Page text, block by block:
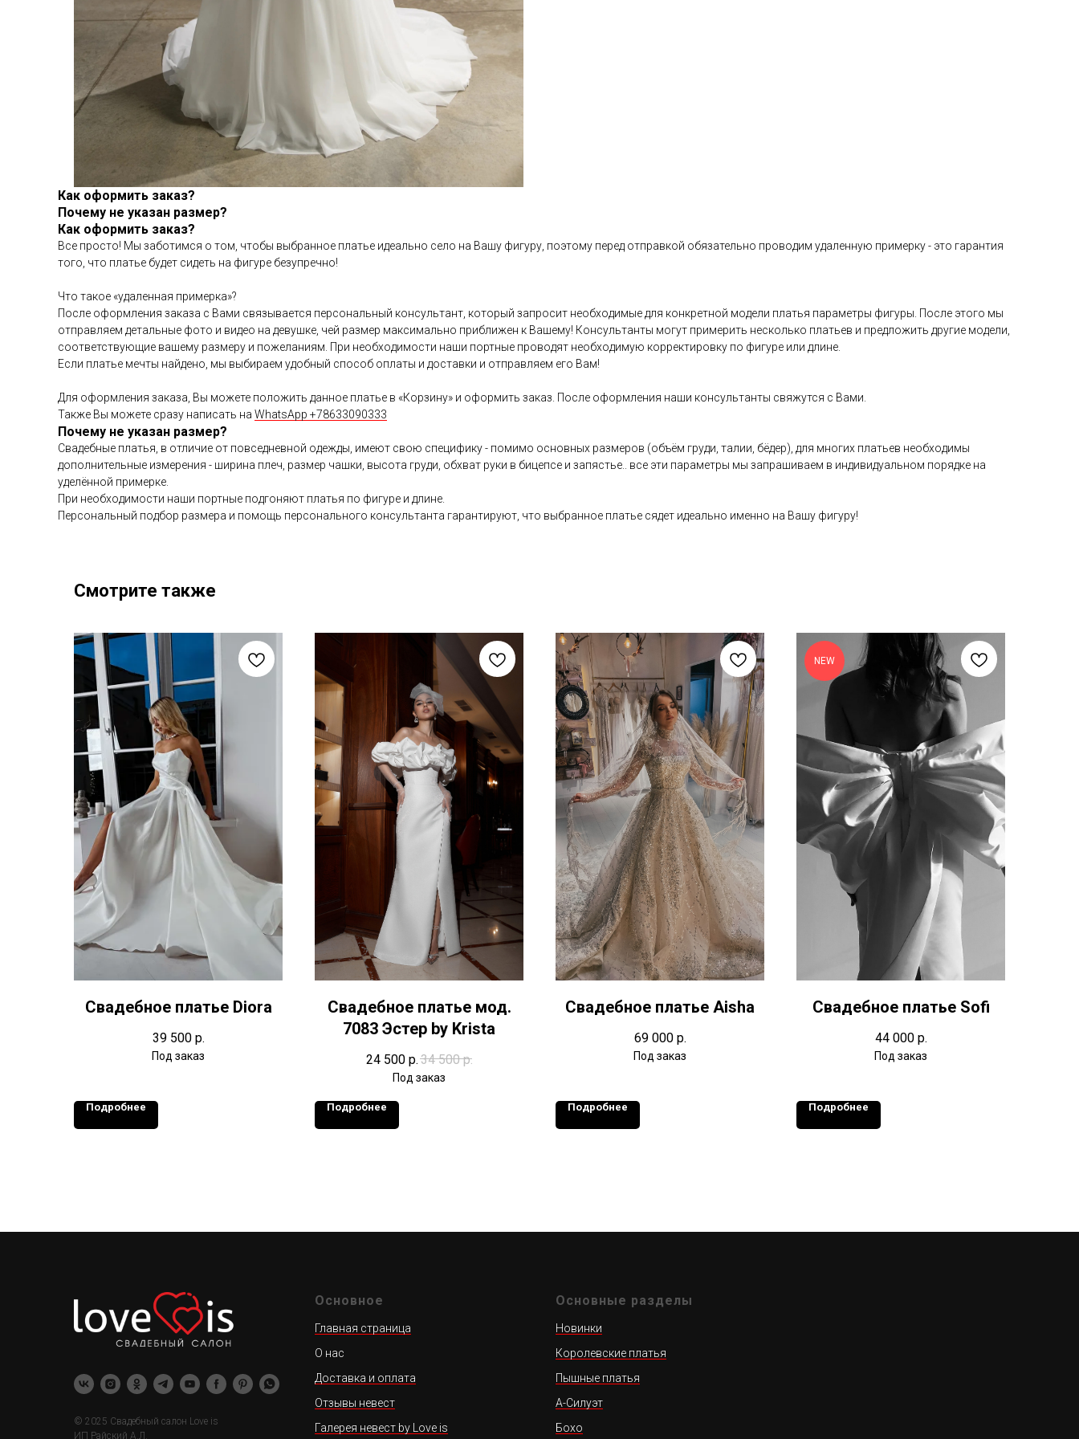
Как оформить заказ?
Почему не указан размер?
Как оформить заказ?
Все просто! Мы заботимся о том, чтобы выбранное платье идеально село на Вашу фигуру, поэтому перед отправкой обязательно проводим удаленную примерку - это гарантия
того, что платье будет сидеть на фигуре безупречно!
Что такое «удаленная примерка»?
После оформления заказа с Вами связывается персональный консультант, который запросит необходимые для конкретной модели платья параметры фигуры. После этого мы
отправляем детальные фото и видео на девушке, чей размер максимально приближен к Вашему! Консультанты могут примерить несколько платьев и предложить другие модели,
соответствующие вашему размеру и пожеланиям. При необходимости наши портные проводят необходимую корректировку по фигуре или длине.
Если платье мечты найдено, мы выбираем удобный способ оплаты и доставки и отправляем его Вам!
Для оформления заказа, Вы можете положить данное платье в «Корзину» и оформить заказ. После оформления наши консультанты свяжутся с Вами.
Также Вы можете сразу написать на WhatsApp +78633090333
Почему не указан размер?
Свадебные платья, в отличие от повседневной одежды, имеют свою специфику - помимо основных размеров (объём груди, талии, бёдер), для многих платьев необходимы
дополнительные измерения - ширина плеч, размер чашки, высота груди, обхват руки в бицепсе и запястье.. все эти параметры мы запрашиваем в индивидуальном порядке на
уделённой примерке.
При необходимости наши портные подгоняют платья по фигуре и длине.
Персональный подбор размера и помощь персонального консультанта гарантируют, что выбранное платье сядет идеально именно на Вашу фигуру!
Смотрите также
Свадебное платье Diora
39 500 р.
Подробнее
Свадебное платье мод.
7083 Эстер by Krista
24 500 р.34 500 р.
Подробнее
Свадебное платье Aisha
69 000 р.
Подробнее
NEW
Свадебное платье Sofi
44 000 р.
Подробнее
© 2025 Свадебный салон Love is
ИП Райский А.Л.
Основное
Главная страница
О нас
Доставка и оплата
Отзывы невест
Галерея невест by Love is
Основные разделы
Новинки
Королевские платья
Пышные платья
А-Силуэт
Бохо